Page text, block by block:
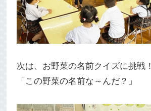
次は、お野菜の名前クイズに挑戦！
「この野菜の名前な～んだ？」